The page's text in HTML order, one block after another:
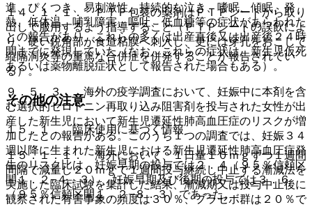
１４．１．１． ＰＴＰ包装の薬剤はＰＴＰシートから取り
出して服用するよう指導すること（ＰＴＰシートの誤飲によ
り、硬い鋭角部が食道粘膜へ刺入し、更には穿孔をおこして
縦隔洞炎等の重篤な合併症を併発することが報告されてい
る）。
その他の注意
１５．１． 臨床使用に基づく情報
１５．１．１． 海外において、１日量１０ｍｇずつ１週間
間隔で減量し２０ｍｇで１週間投与継続し中止する漸減法を
実施した臨床試験を集計した結果、漸減期又は投与中止後に
観察された有害事象の頻度は３０％、プラセボ群は２０％で
進、ぴくつき、易刺激性、持続的な泣き、嗜眠、傾眠、発
熱、低体温、哺乳障害、嘔吐、低血糖等の症状があらわれた
との報告があり、これらの多くは出産直後又は出産後２４時
間までに発現していた（なお、これらの症状は、新生児仮死
あるいは薬物離脱症状として報告された場合もある）。
９．５．３． 海外の疫学調査において、妊娠中に本剤を含
む選択的セロトニン再取り込み阻害剤を投与された女性が出
産した新生児において新生児遷延性肺高血圧症のリスクが増
加したとの報告がある。このうち１つの調査では、妊娠３４
週以降に生まれた新生児における新生児遷延性肺高血圧症発
生のリスク比は、妊娠早期の投与では２．４（９５％信頼区
間１．２−４．３）、妊娠早期及び後期の投与では３．６
（９５％信頼区間１．２−８．３）であった。